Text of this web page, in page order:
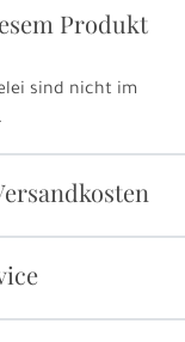
Produkt
sind nicht im